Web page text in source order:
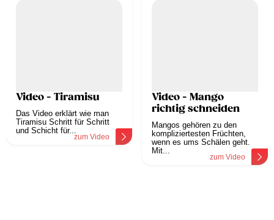
Video - Tiramisu
Das Video erklärt wie man
Tiramisu Schritt für Schritt
und Schicht für...
zum Video
Video - Mango
richtig schneiden
Mangos gehören zu den
kompliziertesten Früchten,
wenn es ums Schälen geht.
Mit...
zum Video